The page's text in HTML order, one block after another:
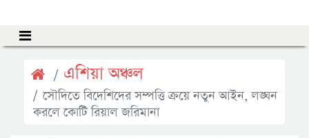
এশিয়া অঞ্চল
সৌদিতে বিদেশিদের সম্পত্তি ক্রয়ে নতুন আইন, লঙ্ঘন
করলে কোটি রিয়াল জরিমানা